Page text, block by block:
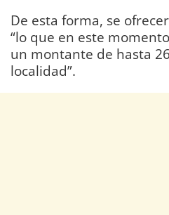
De esta forma, se
“lo que en este
un montante de hasta
localidad”.